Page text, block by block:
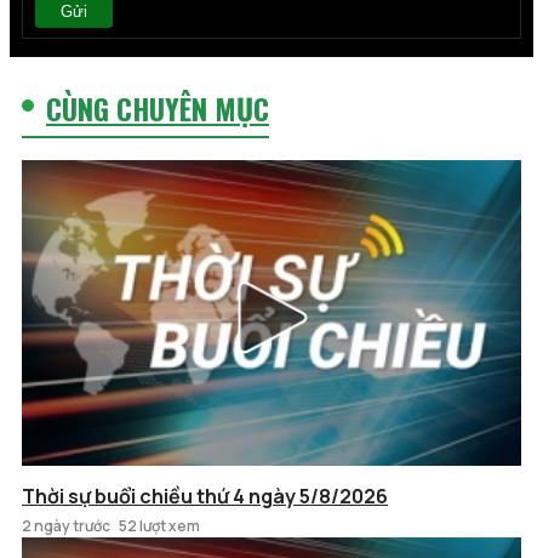
Gửi
CÙNG CHUYÊN MỤC
Thời sự buổi chiều thứ 4 ngày 5/8/2026
2 ngày trước 52 lượt xem